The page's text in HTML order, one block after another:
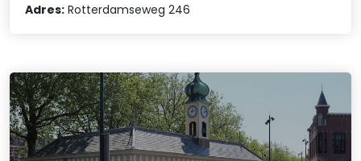
Adres: Rotterdamseweg 246